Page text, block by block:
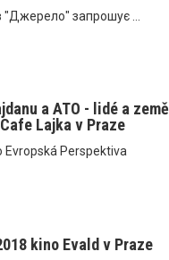
запрошує ...
a ATO - lidé a země
Lajka v Praze
Evropská Perspektiva
kino Evald v Praze